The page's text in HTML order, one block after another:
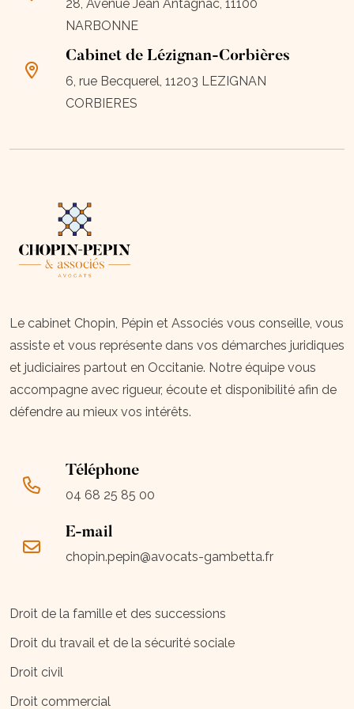
28, Avenue Jean Antagnac, 11100
NARBONNE
Cabinet de Lézignan-Corbières
6, rue Becquerel, 11203 LEZIGNAN
CORBIERES
Le cabinet Chopin, Pépin et Associés vous conseille, vous
assiste et vous représente dans vos démarches juridiques
et judiciaires partout en Occitanie. Notre équipe vous
accompagne avec rigueur, écoute et disponibilité afin de
défendre au mieux vos intérêts.
Droit de la famille et des successions
Droit du travail et de la sécurité sociale
Droit civil
Droit commercial
Téléphone
04 68 25 85 00
E-mail
chopin.pepin@avocats-gambetta.fr